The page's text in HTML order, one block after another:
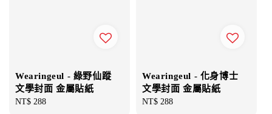
Wearingeul - 綠野仙蹤
文學封面 金屬貼紙
Regular
NT$ 288
Wearingeul - 化身博士
文學封面 金屬貼紙
Regular
NT$ 288